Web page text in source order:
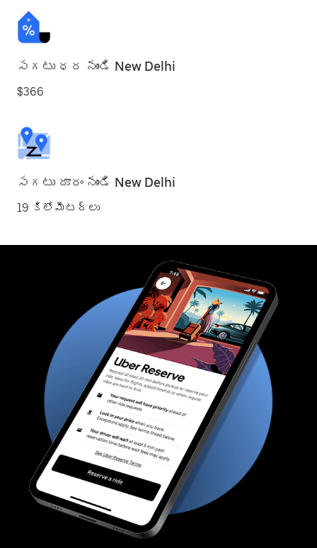
సగటు ధర నుండి New Delhi
$366
సగటు దూరం నుండి New Delhi
19 కిలోమీటర్లు